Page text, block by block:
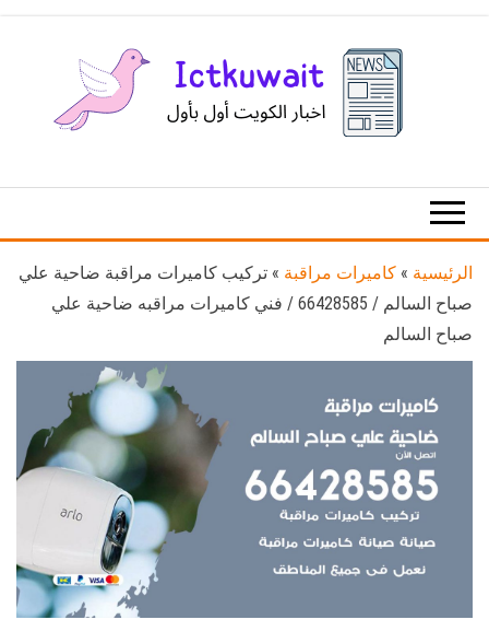
الكويت
الرئيسية » كاميرات مراقبة » تركيب كاميرات مراقبة ضاحية علي
صباح السالم / 66428585 / فني كاميرات مراقبه ضاحية علي
صباح السالم